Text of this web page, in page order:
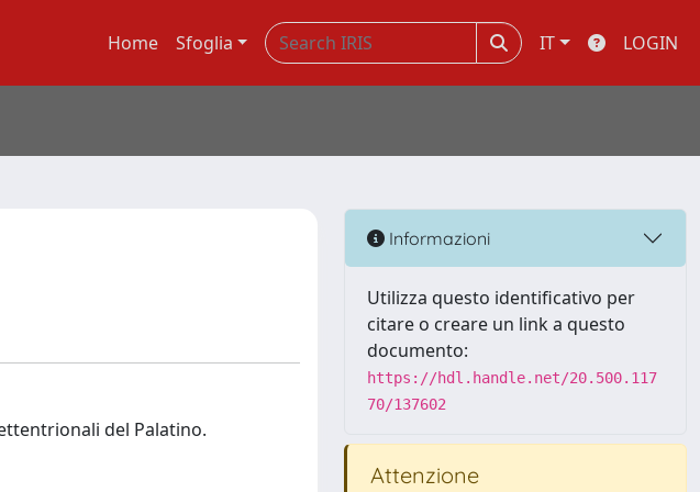
Home Sfoglia IT LOGIN
del Palatino.
Informazioni
Utilizza questo identificativo per
citare o creare un link a questo
documento:
https://hdl.handle.net/20.500.117
70/137602
Attenzione